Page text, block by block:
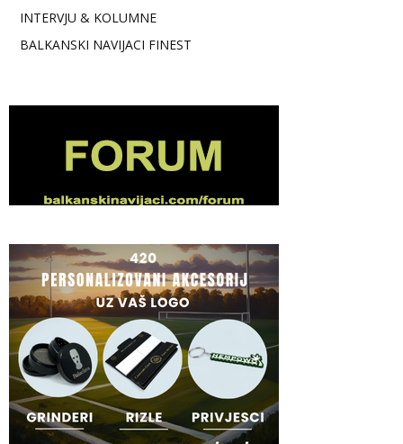
INTERVJU & KOLUMNE
BALKANSKI NAVIJACI FINEST